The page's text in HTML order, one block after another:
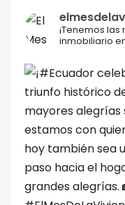
¡Tenemos
inmobiliario